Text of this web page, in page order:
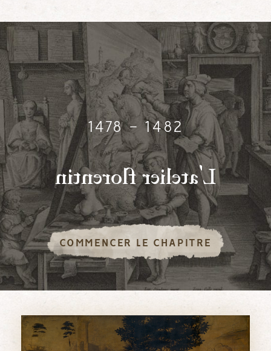
1478 - 1482
L
'
a
t
e
l
i
e
r
f
l
o
r
e
n
t
i
n
COMMENCER LE CHAPITRE